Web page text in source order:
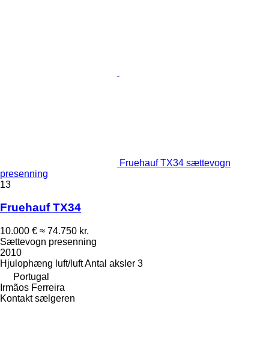
Fruehauf TX34 sættevogn
presenning
13
Fruehauf TX34
10.000 € ≈ 74.750 kr.
Sættevogn presenning
2010
Hjulophæng luft/luftAntal aksler 3
Portugal
Irmãos Ferreira
Kontakt sælgeren